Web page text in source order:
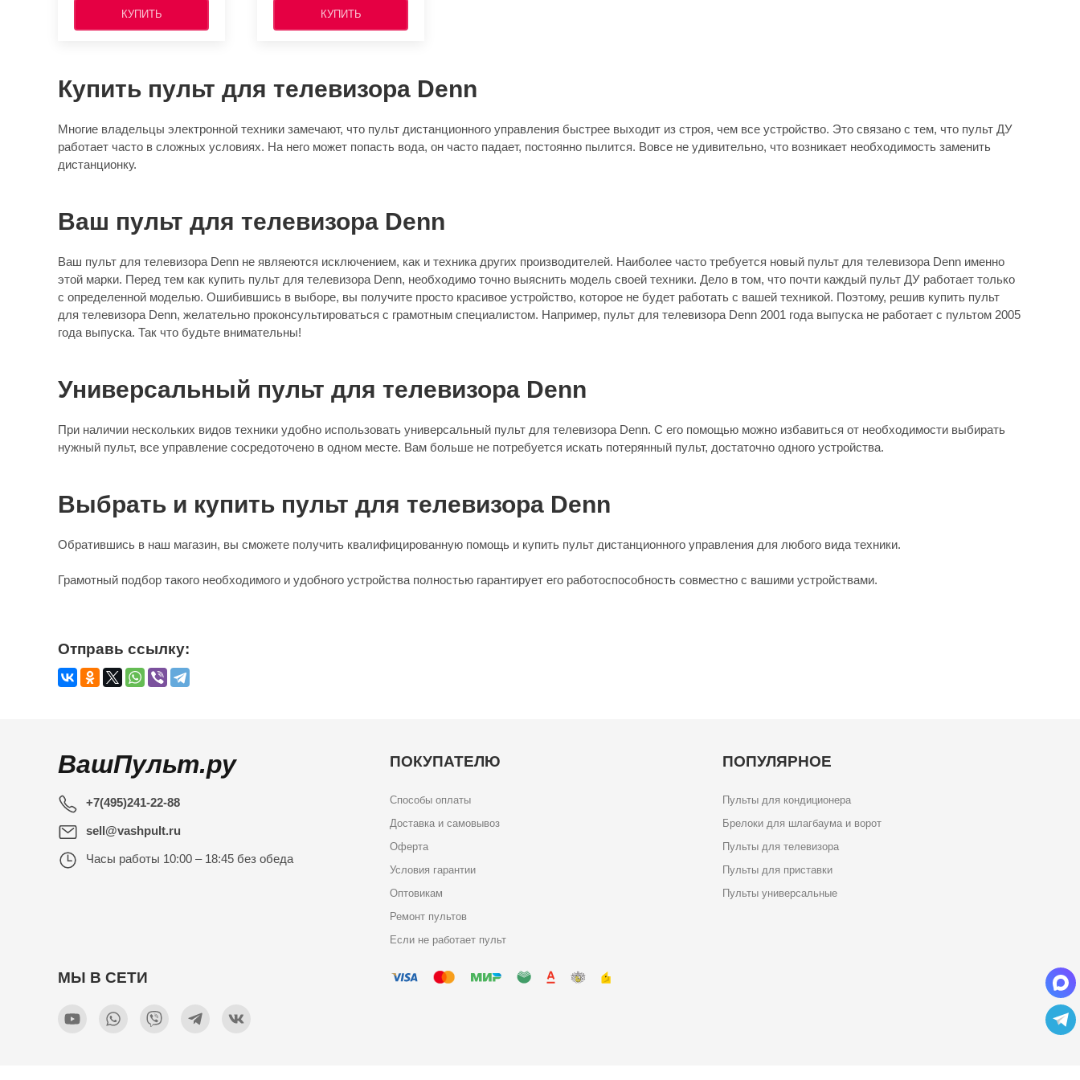
КУПИТЬ КУПИТЬ
Купить пульт для телевизора Denn
Многие владельцы электронной техники замечают, что пульт дистанционного управления быстрее выходит из строя, чем все устройство. Это связано с тем, что пульт ДУ
работает часто в сложных условиях. На него может попасть вода, он часто падает, постоянно пылится. Вовсе не удивительно, что возникает необходимость заменить
дистанционку.
Ваш пульт для телевизора Denn
Ваш пульт для телевизора Denn не являеются исключением, как и техника других производителей. Наиболее часто требуется новый пульт для телевизора Denn именно
этой марки. Перед тем как купить пульт для телевизора Denn, необходимо точно выяснить модель своей техники. Дело в том, что почти каждый пульт ДУ работает только
с определенной моделью. Ошибившись в выборе, вы получите просто красивое устройство, которое не будет работать с вашей техникой. Поэтому, решив купить пульт
для телевизора Denn, желательно проконсультироваться с грамотным специалистом. Например, пульт для телевизора Denn 2001 года выпуска не работает с пультом 2005
года выпуска. Так что будьте внимательны!
Универсальный пульт для телевизора Denn
При наличии нескольких видов техники удобно использовать универсальный пульт для телевизора Denn. С его помощью можно избавиться от необходимости выбирать
нужный пульт, все управление сосредоточено в одном месте. Вам больше не потребуется искать потерянный пульт, достаточно одного устройства.
Выбрать и купить пульт для телевизора Denn
Обратившись в наш магазин, вы сможете получить квалифицированную помощь и купить пульт дистанционного управления для любого вида техники.
Грамотный подбор такого необходимого и удобного устройства полностью гарантирует его работоспособность совместно с вашими устройствами.
Отправь ссылку:
ВашПульт.ру
+7(495)241-22-88
sell@vashpult.ru
Часы работы 10:00 – 18:45 без обеда
ПОКУПАТЕЛЮ
Способы оплаты
Доставка и самовывоз
Оферта
Условия гарантии
Оптовикам
Ремонт пультов
Если не работает пульт
ПОПУЛЯРНОЕ
Пульты для кондиционера
Брелоки для шлагбаума и ворот
Пульты для телевизора
Пульты для приставки
Пульты универсальные
МЫ В СЕТИ